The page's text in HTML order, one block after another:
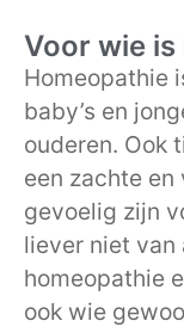
Voor wie
Homeopathie
baby’s en
ouderen. Ook
een zachte en
gevoelig zijn
liever niet van
homeopathie
ook wie